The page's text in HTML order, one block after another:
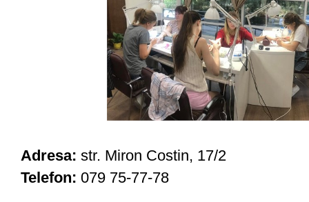
Adresa: str. Miron Costin, 17/2
Telefon: 079 75-77-78